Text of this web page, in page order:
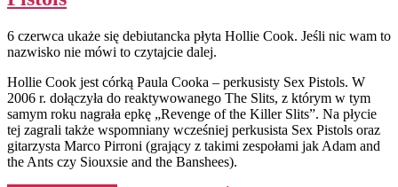
6 czerwca ukaże się debiutancka płyta Hollie Cook. Jeśli nic wam to
nazwisko nie mówi to czytajcie dalej.
Hollie Cook jest córką Paula Cooka – perkusisty Sex Pistols. W
2006 r. dołączyła do reaktywowanego The Slits, z którym w tym
samym roku nagrała epkę „Revenge of the Killer Slits”. Na płycie
tej zagrali także wspomniany wcześniej perkusista Sex Pistols oraz
gitarzysta Marco Pirroni (grający z takimi zespołami jak Adam and
the Ants czy Siouxsie and the Banshees).